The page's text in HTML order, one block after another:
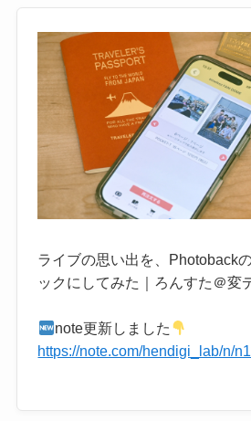
ライブの思い出を、Photoback
ックにしてみた｜ろんすた＠変
note更新しました
https://note.com/hendigi_lab/n/